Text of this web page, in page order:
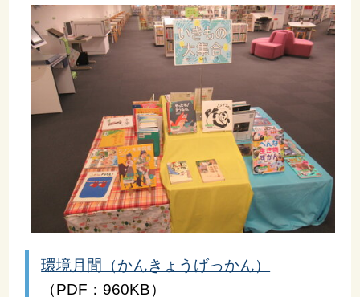
環境月間（かんきょうげっかん）
（PDF：960KB）